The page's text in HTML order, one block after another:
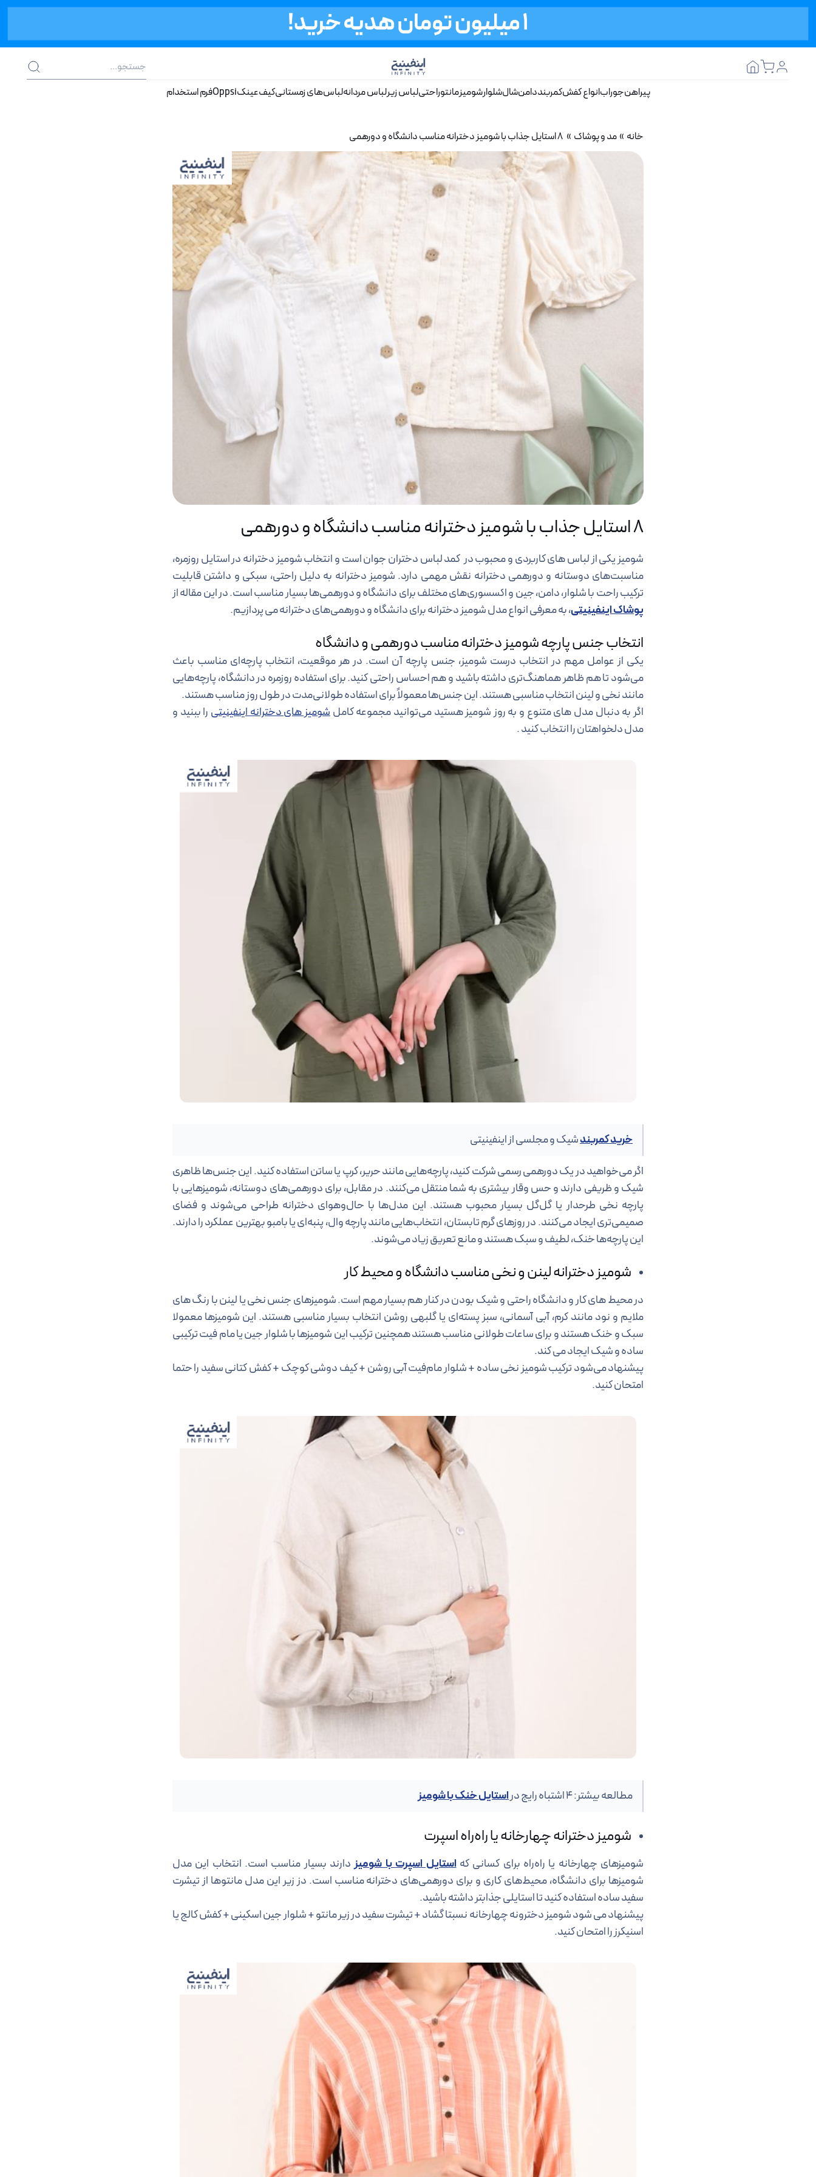
پیراهنجورابانواع کفشکمربنددامنشالشلوارشومیزمانتوراحتیلباس زیرلباس مردانهلباس‌های زمستانیکیفعینکOppsiفرم استخدام
خانه » مد و پوشاک » 8 استایل جذاب با شومیز دخترانه مناسب دانشگاه و دورهمی
8 استایل جذاب با شومیز دخترانه مناسب دانشگاه و دورهمی
شومیز یکی از لباس های کاربردی و محبوب‌ در کمد لباس دختران جوان است و انتخاب شومیز دخترانه در استایل روزمره،
مناسبت‌های دوستانه و دورهمی دخترانه نقش مهمی دارد. شومیز دخترانه به دلیل راحتی، سبکی و داشتن قابلیت
ترکیب راحت با شلوار، دامن، جین و اکسسوری‌های مختلف برای دانشگاه و دورهمی‌ها بسیار مناسب است. در این مقاله از
پوشاک اینفینیتی، به معرفی انواع مدل شومیز دخترانه برای دانشگاه و دورهمی‌های دخترانه می پردازیم.
انتخاب جنس پارچه شومیز دخترانه مناسب دورهمی و دانشگاه
یکی از عوامل مهم در انتخاب درست شومیز، جنس پارچه آن است. در هر موقعیت، انتخاب پارچه‌ای مناسب باعث
می‌شود تا هم ظاهر هماهنگ‌تری داشته باشید و هم احساس راحتی کنید. برای استفاده روزمره در دانشگاه، پارچه‌هایی
مانند نخی و لینن انتخاب مناسبی هستند. این جنس‌ها معمولاً برای استفاده طولانی‌مدت در طول روز مناسب‌ هستند.
اگر به دنبال مدل های متنوع و به روز شومیز هستید می‌توانید مجموعه کاملشومیز های دخترانه اینفینیتی را ببنید و
مدل دلخواهتان را انتخاب کنید .
خرید کمربندشیک و مجلسی از اینفینیتی
اگر می‌خواهید در یک دورهمی رسمی شرکت کنید، پارچه‌هایی مانند حریر، کرپ یا ساتن استفاده کنید. این جنس‌ها ظاهری
شیک و ظریفی دارند و حس وقار بیشتری به شما منتقل می‌کنند. در مقابل، برای دورهمی‌های دوستانه، شومیزهایی با
پارچه نخی طرحدار یا گل‌گل بسیار محبوب‌ هستند. این مدل‌ها با حال‌و‌هوای دخترانه طراحی می‌شوند و فضای
صمیمی‌تری ایجاد می‌کنند. در روزهای گرم تابستان، انتخاب‌هایی مانند پارچه وال، پنبه‌ای یا بامبو بهترین عملکرد را دارند.
این پارچه‌ها خنک، لطیف و سبک هستند و مانع تعریق زیاد می‌شوند.
شومیز دخترانه لینن و نخی مناسب دانشگاه و محیط کار
در محیط های کار و دانشگاه راحتی و شیک بودن در کنار هم بسیار مهم است. شومیزهای جنس نخی یا لینن با رنگ های
ملایم و نود مانند کرم، آبی آسمانی، سبز پسته‌ای یا گلبهی روشن انتخاب بسیار مناسبی هستند. این شومیزها معمولا
سبک و خنک هستند و برای ساعات طولانی مناسب هستند همچنین ترکیب این شومیزها با شلوار جین یا مام فیت ترکیبی
ساده و شیک ایجاد می کند.
پیشنهاد می‌شود ترکیب شومیز نخی ساده + شلوار مام‌فیت آبی روشن + کیف دوشی کوچک + کفش کتانی سفید را حتما
امتحان کنید.
مطالعه بیشتر: 4 اشتباه رایج در استایل خنک با شومیز
شومیز دخترانه چهارخانه یا راه‌راه اسپرت
شومیزهای چهارخانه یا راه‌راه برای کسانی کهاستایل اسپرت با شومیزدارند بسیار مناسب است. انتخاب این مدل
شومیزها برای دانشگاه، محیط‌های کاری و برای دورهمی‌های دخترانه مناسب است. دز زیر این مدل مانتوها از تیشرت
سفید ساده استفاده کنید تا استایلی جذابتر داشته باشید.
پیشنهاد می شود شومیز دخترونه چهارخانه نسبتا گشاد + تیشرت سفید در زیر مانتو + شلوار جین اسکینی + کفش کالج یا
اسنیکرز را امتحان کنید.